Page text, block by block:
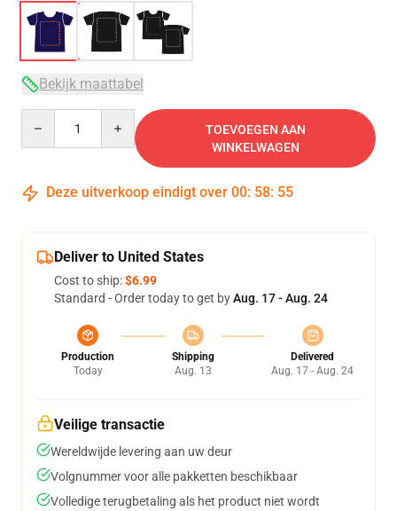
Bekijk maattabel
TOEVOEGEN AAN
WINKELWAGEN
Deze uitverkoop eindigt over 00: 58: 54
Deliver to United States
Cost to ship:$6.99
Standard - Order today to get byAug. 17 - Aug. 24
Production
Today
Shipping
Aug. 13
Delivered
Aug. 17 - Aug. 24
Veilige transactie
Wereldwijde levering aan uw deur
Volgnummer voor alle pakketten beschikbaar
Volledige terugbetaling als het product niet wordt